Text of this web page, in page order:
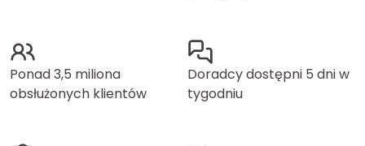
Ponad 3,5 miliona
obsłużonych klientów
Doradcy dostępni 5 dni w
tygodniu